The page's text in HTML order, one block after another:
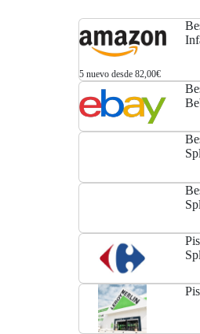
5 nuevo desde 82,00€